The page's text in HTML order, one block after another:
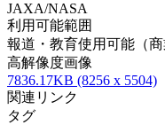
JAXA/NASA
利用可能範囲
報道・教育使用可能（商
高解像度画像
7836.17KB (8256 x 5504)
関連リンク
タグ